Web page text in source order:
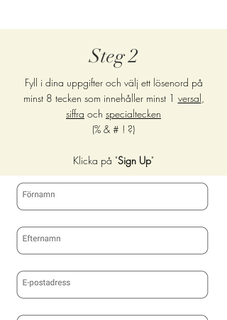
Steg 2
Fyll i dina uppgifter och välj ett lösenord på
minst 8 tecken som innehåller minst 1 versal,
siffra och specialtecken
(% & # ! ?)
Klicka på "Sign Up"